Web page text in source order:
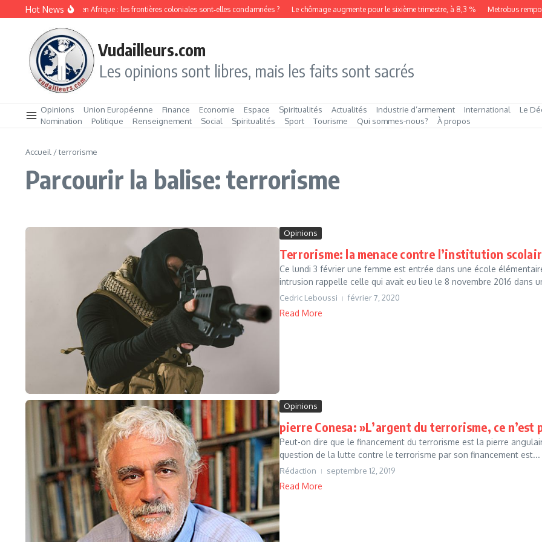
Aller au contenu
Hot News
Division ethnique en Afrique : les frontières coloniales sont‑elles condamnées ? Le chômage augmente pour le sixième trimestre, à 8,3 % Metrobus
Vudailleurs.com
Les opinions sont libres, mais les faits sont sacrés
Opinions Union Européenne Finance Economie Espace Spiritualités Actualités Industrie d’armement International
Le
Nomination
Politique Renseignement Social Spiritualités Sport Tourisme Qui sommes‑nous? À propos
Accueil /terrorisme
Parcourir la balise: terrorisme
Opinions
Terrorisme: la menace contre l’institution
Ce lundi 3 février une femme est entrée dans une école
intrusion rappelle celle qui avait eu lieu le 8 novembre 2016 dans
Cedric Leboussi février 7, 2020
Read More
Opinions
pierre Conesa: »L’argent du terrorisme, ce n’est
Peut-on dire que le financement du terrorisme est la pierre
question de la lutte contre le terrorisme par son financement est...
Rédaction septembre 12, 2019
Read More